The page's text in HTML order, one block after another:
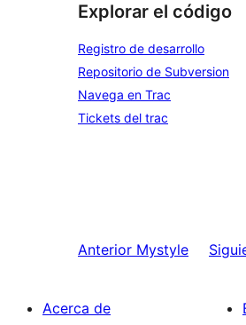
Explorar el código
Registro de desarrollo
Repositorio de Subversion
Navega en Trac
Tickets del trac
Anterior Mystyle
Acerca de